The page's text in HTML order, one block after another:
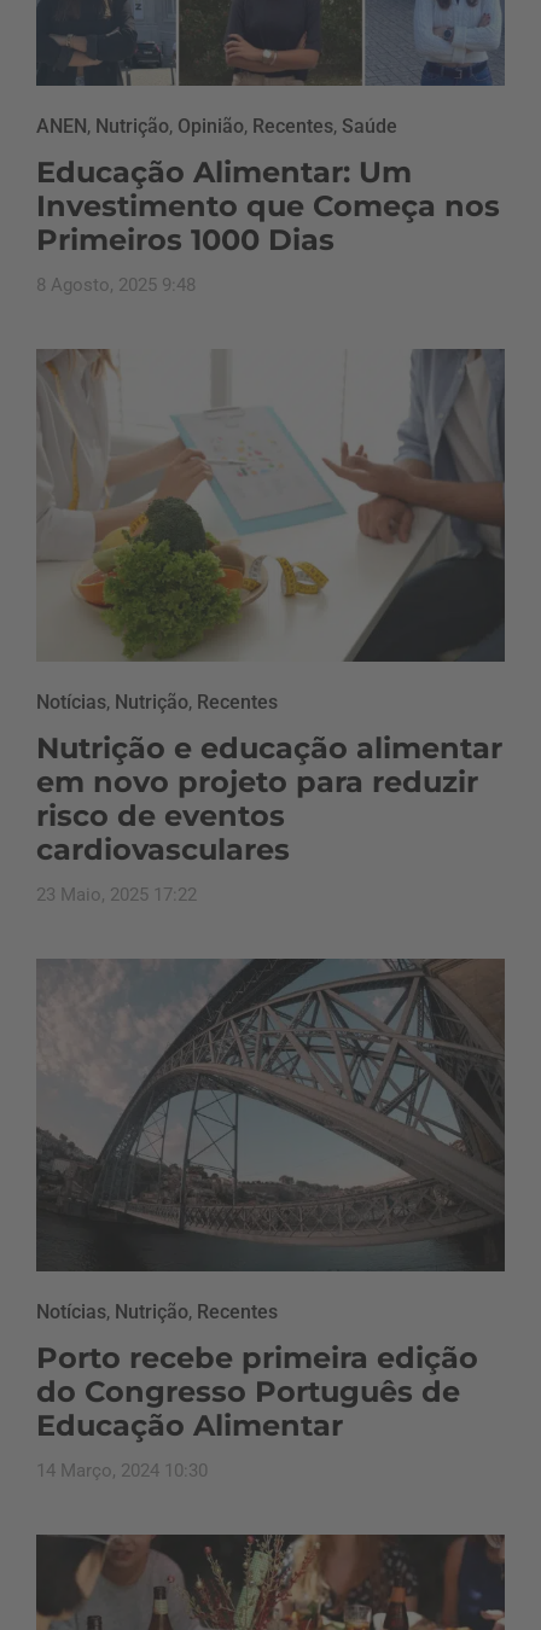
ANEN , Nutrição, Opinião, Recentes, Saúde
Educação Alimentar: Um
Investimento que Começa nos
Primeiros 1000 Dias
8 Agosto, 2025 9:48
Notícias, Nutrição, Recentes
Nutrição e educação alimentar
em novo projeto para reduzir
risco de eventos
cardiovasculares
23 Maio, 2025 17:22
Notícias, Nutrição, Recentes
Porto recebe primeira edição
do Congresso Português de
Educação Alimentar
14 Março, 2024 10:30